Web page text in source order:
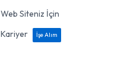
Web Siteniz İçin
Kariyer
İşe Alım